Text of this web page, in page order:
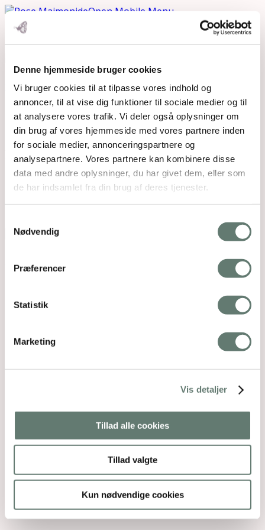
Denne hjemmeside bruger cookies
Vi bruger cookies til at tilpasse vores indhold og
annoncer, til at vise dig funktioner til sociale medier og til
at analysere vores trafik. Vi deler også oplysninger om
din brug af vores hjemmeside med vores partnere inden
for sociale medier, annonceringspartnere og
analysepartnere. Vores partnere kan kombinere disse
data med andre oplysninger, du har givet dem, eller som
de har indsamlet fra din brug af deres tjenester.
Nødvendig
Præferencer
Statistik
Marketing
Vis detaljer
Tillad alle cookies
Tillad valgte
Kun nødvendige cookies
Open Mobile Menu
Downloads:full (954x507)|medium (300x159)
thumbnail (150x150)
Mothering Guiding | CVR 28237618 |
rose@rosemaimonide.com | Handelsbetingelser
Copyright 2026 – Rose Maimonide. All Rights